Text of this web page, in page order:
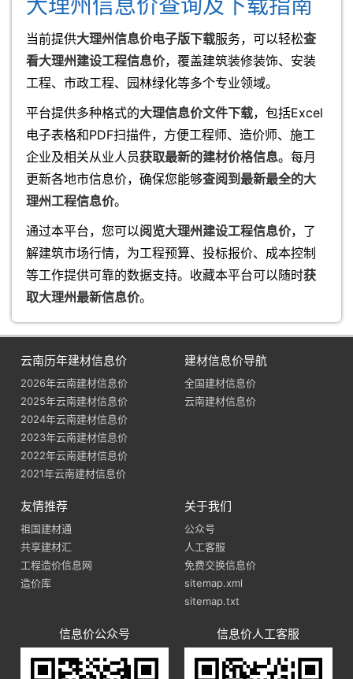
大理州信息价查询及下载指南
当前提供大理州信息价电子版下载服务，可以轻松查
看大理州建设工程信息价，覆盖建筑装修装饰、安装
工程、市政工程、园林绿化等多个专业领域。
平台提供多种格式的大理信息价文件下载，包括Excel
电子表格和PDF扫描件，方便工程师、造价师、施工
企业及相关从业人员获取最新的建材价格信息。每月
更新各地市信息价，确保您能够查阅到最新最全的大
理州工程信息价。
通过本平台，您可以阅览大理州建设工程信息价，了
解建筑市场行情，为工程预算、投标报价、成本控制
等工作提供可靠的数据支持。收藏本平台可以随时获
取大理州最新信息价。
云南历年建材信息价
2026年云南建材信息价
2025年云南建材信息价
2024年云南建材信息价
2023年云南建材信息价
2022年云南建材信息价
2021年云南建材信息价
建材信息价导航
全国建材信息价
云南建材信息价
友情推荐
祖国建材通
共享建材汇
工程造价信息网
造价库
关于我们
公众号
人工客服
免费交换信息价
sitemap.xml
sitemap.txt
信息价公众号 信息价人工客服